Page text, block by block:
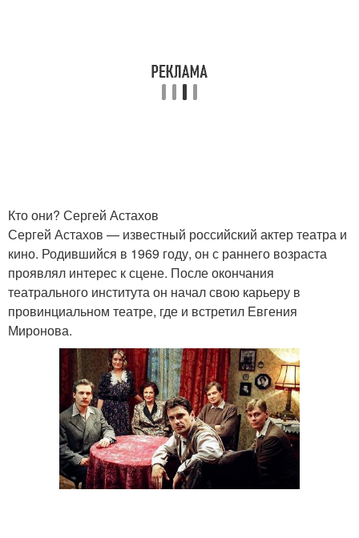
Кто они? Сергей Астахов
Сергей Астахов — известный российский актер театра и
кино. Родившийся в 1969 году, он с раннего возраста
проявлял интерес к сцене. После окончания
театрального института он начал свою карьеру в
провинциальном театре, где и встретил Евгения
Миронова.